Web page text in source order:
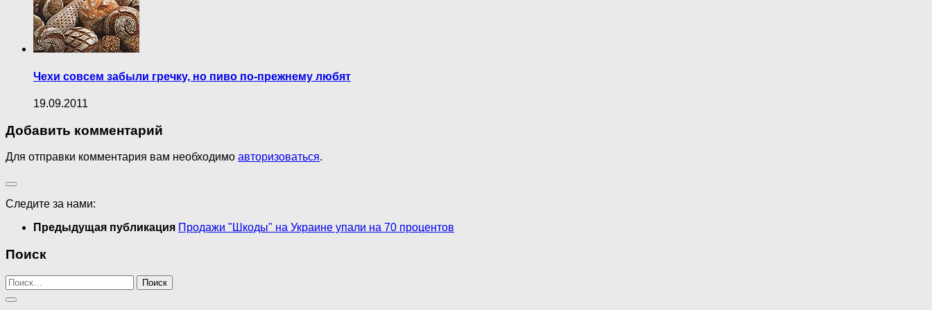
Чехи совсем забыли гречку, но пиво по-прежнему любят
19.09.2011
Добавить комментарий
Для отправки комментария вам необходимо авторизоваться.
Следите за нами:
Предыдущая публикация Продажи "Шкоды" на Украине упали на 70 процентов
Поиск
Найти: